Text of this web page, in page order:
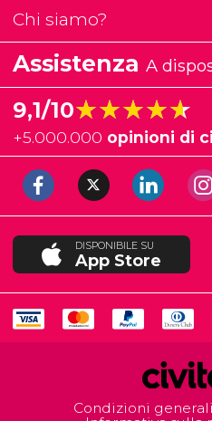
Chi siamo?
Assistenza A
9,1/10★★★★★
★★★★★
+5.000.000 opinioni di
DISPONIBILE SU
App Store
Condizioni generali